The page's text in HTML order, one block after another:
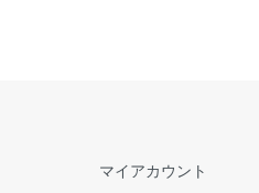
マイアカウント